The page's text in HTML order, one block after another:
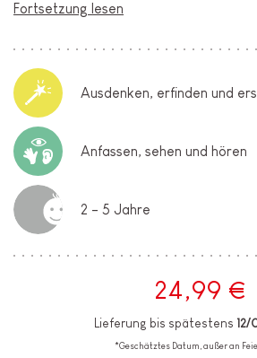
Fortsetzung lesen
Ausdenken, erfinden und
Anfassen, sehen und hören
2 - 5 Jahre
24,99 €
Lieferung bis spätestens
*Geschätztes Datum, außer an